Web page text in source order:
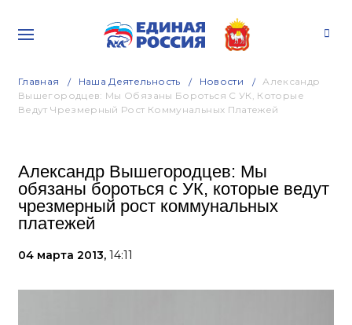
Главная Наша Деятельность Новости
Александр
Вышегородцев: Мы Обязаны Бороться С УК, Которые
Ведут Чрезмерный Рост Коммунальных Платежей
Александр Вышегородцев: Мы
обязаны бороться с УК, которые ведут
чрезмерный рост коммунальных
платежей
04 марта 2013, 14:11